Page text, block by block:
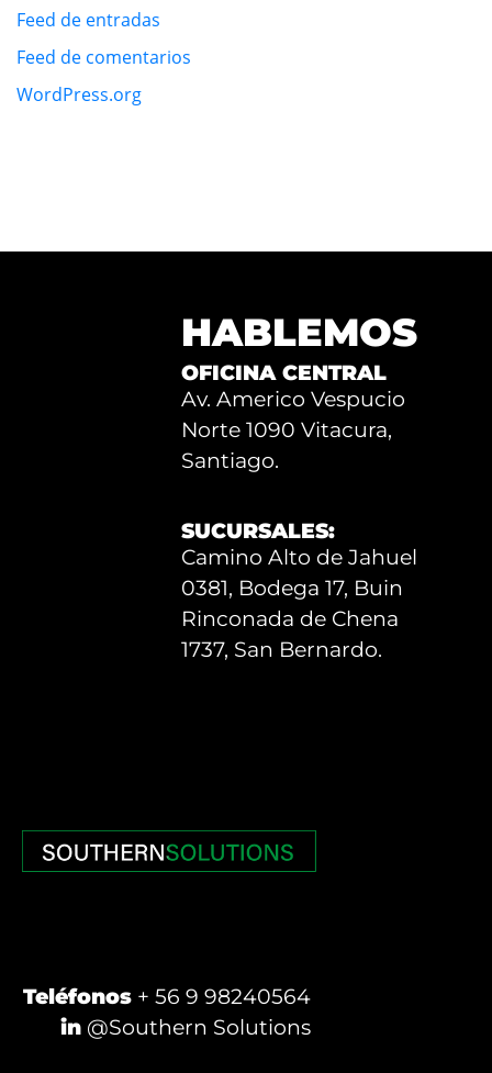
Feed de entradas
Feed de comentarios
WordPress.org
HABLEMOS
OFICINA CENTRAL
Av. Americo Vespucio
Norte 1090 Vitacura,
Santiago.
SUCURSALES:
Camino Alto de Jahuel
0381, Bodega 17, Buin
Rinconada de Chena
1737, San Bernardo.
Teléfonos + 56 9 98240564
in @Southern Solutions